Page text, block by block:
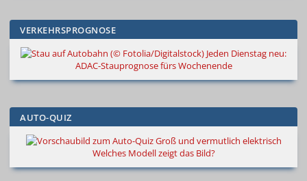
VERKEHRSPROGNOSE
Jeden Dienstag neu:
ADAC-Stauprognose fürs Wochenende
AUTO-QUIZ
Groß und vermutlich elektrisch
Welches Modell zeigt das Bild?